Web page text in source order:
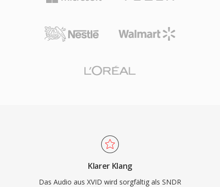
Klarer Klang
Das Audio aus XVID wird sorgfältig als SNDR